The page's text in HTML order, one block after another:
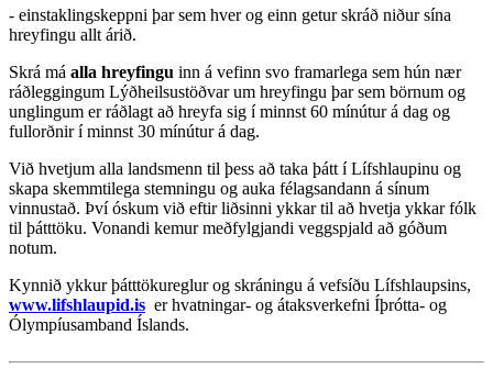
- einstaklingskeppni þar sem hver og einn getur skráð niður sína
hreyfingu allt árið.
Skrá má alla hreyfingu inn á vefinn svo framarlega sem hún nær
ráðleggingum Lýðheilsustöðvar um hreyfingu þar sem börnum og
unglingum er ráðlagt að hreyfa sig í minnst 60 mínútur á dag og
fullorðnir í minnst 30 mínútur á dag.
Við hvetjum alla landsmenn til þess að taka þátt í Lífshlaupinu og
skapa skemmtilega stemningu og auka félagsandann á sínum
vinnustað. Því óskum við eftir liðsinni ykkar til að hvetja ykkar fólk
til þátttöku. Vonandi kemur meðfylgjandi veggspjald að góðum
notum.
Kynnið ykkur þátttökureglur og skráningu á vefsíðu Lífshlaupsins,
www.lifshlaupid.is er hvatningar- og átaksverkefni Íþrótta- og
Ólympíusamband Íslands.